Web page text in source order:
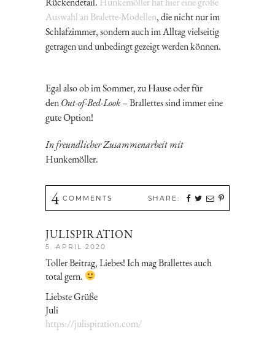
Auswahl an Bralette-Modellen, die nicht nur im
Schlafzimmer, sondern auch im Alltag vielseitig
getragen und unbedingt gezeigt werden können.
Egal also ob im Sommer, zu Hause oder für
denOut-of-Bed-Look– Brallettes sind immer eine
gute Option!
In freundlicher Zusammenarbeit mit
Hunkemöller.
4 COMMENTS SHARE:
JULISPIRATION
5. APRIL 2020
Toller Beitrag, Liebes! Ich mag Brallettes auch
total gern.
Liebste Grüße
Juli
https://julispiration.com/